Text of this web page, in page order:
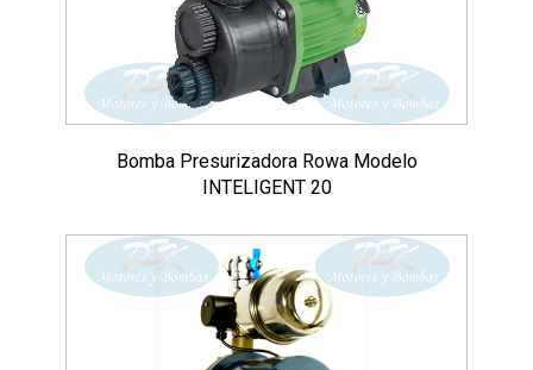
Bomba Presurizadora Rowa Modelo
INTELIGENT 20